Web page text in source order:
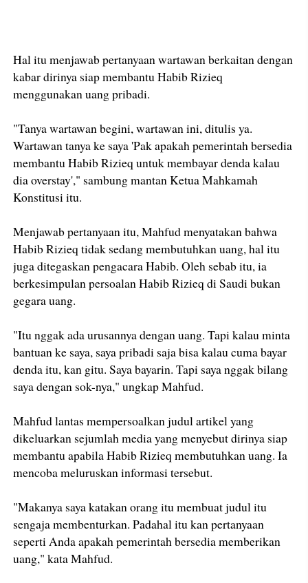
Hal itu menjawab pertanyaan wartawan berkaitan dengan
kabar dirinya siap membantu Habib Rizieq
menggunakan uang pribadi.
"Tanya wartawan begini, wartawan ini, ditulis ya.
Wartawan tanya ke saya 'Pak apakah pemerintah bersedia
membantu Habib Rizieq untuk membayar denda kalau
dia overstay'," sambung mantan Ketua Mahkamah
Konstitusi itu.
Menjawab pertanyaan itu, Mahfud menyatakan bahwa
Habib Rizieq tidak sedang membutuhkan uang, hal itu
juga ditegaskan pengacara Habib. Oleh sebab itu, ia
berkesimpulan persoalan Habib Rizieq di Saudi bukan
gegara uang.
"Itu nggak ada urusannya dengan uang. Tapi kalau minta
bantuan ke saya, saya pribadi saja bisa kalau cuma bayar
denda itu, kan gitu. Saya bayarin. Tapi saya nggak bilang
saya dengan sok-nya," ungkap Mahfud.
Mahfud lantas mempersoalkan judul artikel yang
dikeluarkan sejumlah media yang menyebut dirinya siap
membantu apabila Habib Rizieq membutuhkan uang. Ia
mencoba meluruskan informasi tersebut.
"Makanya saya katakan orang itu membuat judul itu
sengaja membenturkan. Padahal itu kan pertanyaan
seperti Anda apakah pemerintah bersedia memberikan
uang," kata Mahfud.